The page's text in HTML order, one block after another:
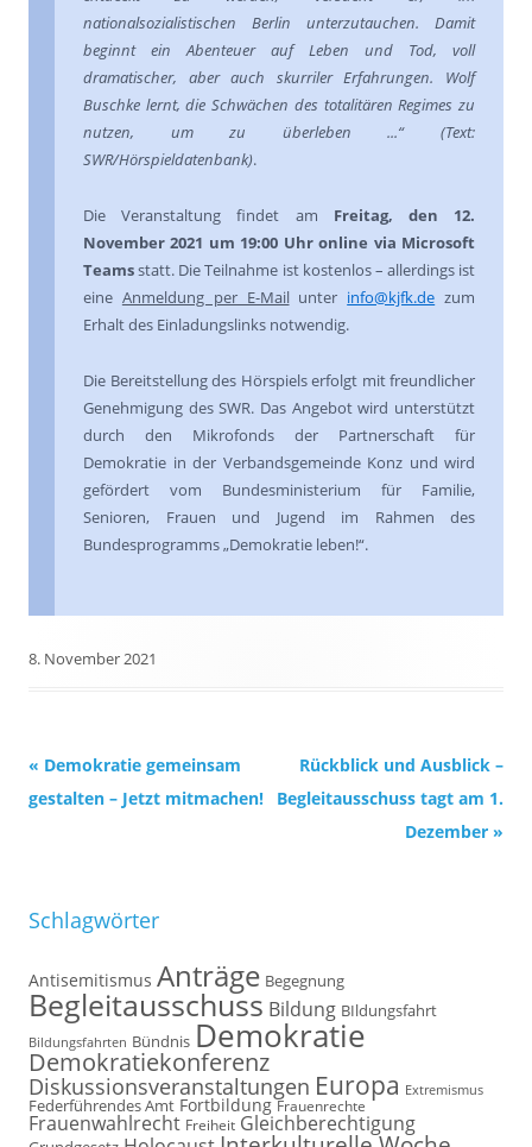
nationalsozialistischen Berlin unterzutauchen. Damit
beginnt ein Abenteuer auf Leben und Tod, voll
dramatischer, aber auch skurriler Erfahrungen. Wolf
Buschke lernt, die Schwächen des totalitären Regimes zu
nutzen, um zu überleben ...“ (Text:
SWR/Hörspieldatenbank).
Die Veranstaltung findet am Freitag, den 12.
November 2021 um 19:00 Uhr online via Microsoft
Teamsstatt. Die Teilnahme ist kostenlos – allerdings ist
eine Anmeldung per E-Mailunter info@kjfk.de zum
Erhalt des Einladungslinks notwendig.
Die Bereitstellung des Hörspiels erfolgt mit freundlicher
Genehmigung des SWR. Das Angebot wird unterstützt
durch den Mikrofonds der Partnerschaft für
Demokratie in der Verbandsgemeinde Konz und wird
gefördert vom Bundesministerium für Familie,
Senioren, Frauen und Jugend im Rahmen des
Bundesprogramms „Demokratie leben!“.
8. November 2021
Beitrags-
Navigation
« Demokratie gemeinsam
gestalten – Jetzt mitmachen!
Rückblick und Ausblick –
Begleitausschuss tagt am 1.
Dezember »
Schlagwörter
Antisemitismus Anträge Begegnung
Begleitausschuss Bildung BIldungsfahrt
Bildungsfahrten Bündnis Demokratie
Demokratiekonferenz
Diskussionsveranstaltungen Europa Extremismus
Federführendes Amt Fortbildung Frauenrechte
Frauenwahlrecht Freiheit Gleichberechtigung